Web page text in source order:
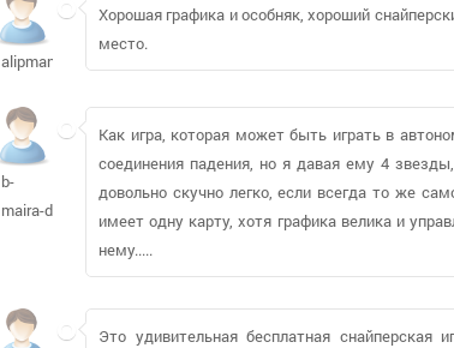
alipman220
Хорошая графика и особняк, хороший
место.
b-
maira-d
Как игра, которая может быть играть в
соединения падения, но я давая ему 4
довольно скучно легко, если всегда то же
имеет одну карту, хотя графика велика и
нему.....
Это удивительная бесплатная снайперская